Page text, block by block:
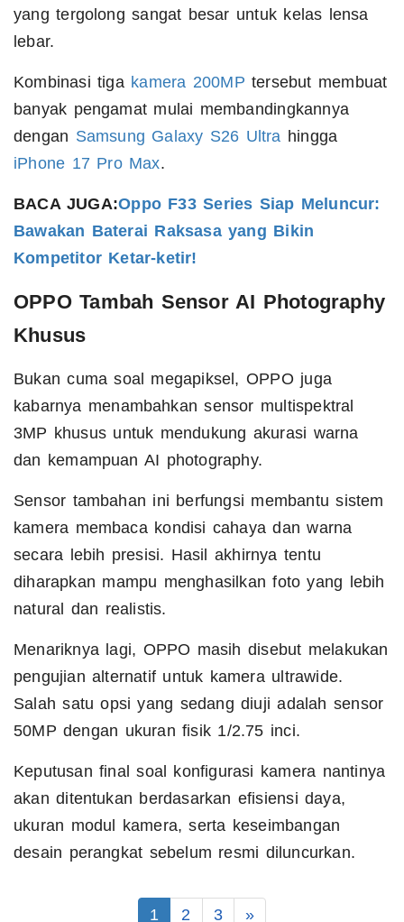
yang tergolong sangat besar untuk kelas lensa
lebar.
Kombinasi tiga kamera 200MP tersebut membuat
banyak pengamat mulai membandingkannya
dengan Samsung Galaxy S26 Ultra hingga
iPhone 17 Pro Max.
BACA JUGA:Oppo F33 Series Siap Meluncur:
Bawakan Baterai Raksasa yang Bikin
Kompetitor Ketar-ketir!
OPPO Tambah Sensor AI Photography
Khusus
Bukan cuma soal megapiksel, OPPO juga
kabarnya menambahkan sensor multispektral
3MP khusus untuk mendukung akurasi warna
dan kemampuan AI photography.
Sensor tambahan ini berfungsi membantu sistem
kamera membaca kondisi cahaya dan warna
secara lebih presisi. Hasil akhirnya tentu
diharapkan mampu menghasilkan foto yang lebih
natural dan realistis.
Menariknya lagi, OPPO masih disebut melakukan
pengujian alternatif untuk kamera ultrawide.
Salah satu opsi yang sedang diuji adalah sensor
50MP dengan ukuran fisik 1/2.75 inci.
Keputusan final soal konfigurasi kamera nantinya
akan ditentukan berdasarkan efisiensi daya,
ukuran modul kamera, serta keseimbangan
desain perangkat sebelum resmi diluncurkan.
1 2 3 »